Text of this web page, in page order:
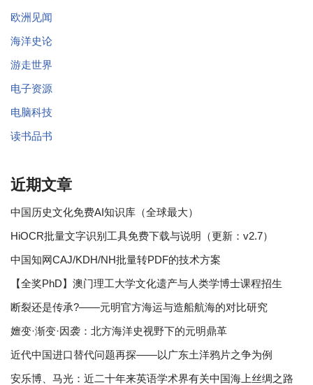
欧洲见闻
海洋史论
游走世界
电子资源
电脑科技
读书品书
近期文章
中国历史文化免费AI知识库（全球最大）
HiOCR批量文字识别工具免费下载与说明（更新：v2.7）
中国知网CAJ/KDH/NH批量转PDF的技术方案
【全奖PhD】澳门理工大学文化遗产与人类学博士课程招生
断裂还是传承?——元明官方海运与造船航海的对比研究
嬗变·渐变·因袭：北方海洋史视野下的元明鼎革
近代中国进口替代问题再探——以广东土洋鸦片之争为例
安乐博、马光：近二十年来英语学术界有关中国海上丝绸之路